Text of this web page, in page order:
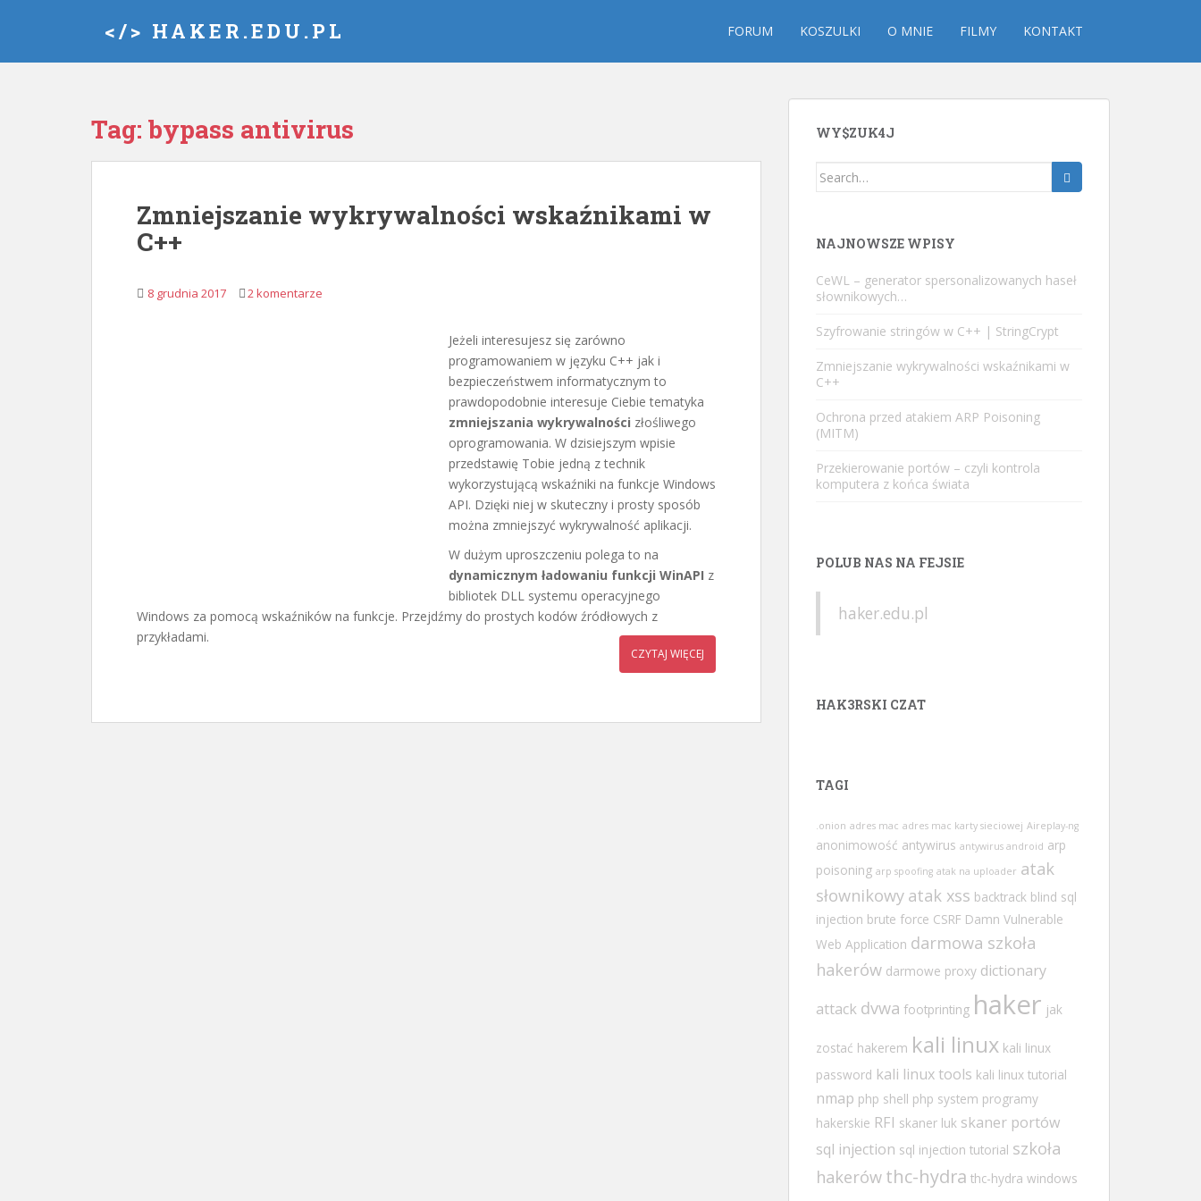
</> HAKER.EDU.PL FORUM KOSZULKI O MNIE FILMY KONTAKT
Tag: bypass antivirus
Zmniejszanie wykrywalności wskaźnikami w
C++
8 grudnia 2017 2 komentarze
Jeżeli interesujesz się zarówno
programowaniem w języku C++ jak i
bezpieczeństwem informatycznym to
prawdopodobnie interesuje Ciebie tematyka
zmniejszania wykrywalności złośliwego
oprogramowania. W dzisiejszym wpisie
przedstawię Tobie jedną z technik
wykorzystującą wskaźniki na funkcje Windows
API. Dzięki niej w skuteczny i prosty sposób
można zmniejszyć wykrywalność aplikacji.
W dużym uproszczeniu polega to na
dynamicznym ładowaniu funkcji WinAPI z
bibliotek DLL systemu operacyjnego
Windows za pomocą wskaźników na funkcje. Przejdźmy do prostych kodów źródłowych z
przykładami.
CZYTAJ WIĘCEJ
WY$ZUK4J
Search
NAJNOWSZE WPISY
CeWL – generator spersonalizowanych haseł
słownikowych…
Szyfrowanie stringów w C++ | StringCrypt
Zmniejszanie wykrywalności wskaźnikami w
C++
Ochrona przed atakiem ARP Poisoning
(MITM)
Przekierowanie portów – czyli kontrola
komputera z końca świata
POLUB NAS NA FEJSIE
haker.edu.pl
HAK3RSKI CZAT
TAGI
.onion adres mac adres mac karty sieciowej Aireplay-ng
anonimowość antywirus antywirus android arp
poisoning arp spoofing atak na uploader atak
słownikowy atak xss backtrack blind sql
injection brute force CSRF Damn Vulnerable
Web Application darmowa szkoła
hakerów darmowe proxy dictionary
attack dvwa footprinting haker jak
zostać hakerem kali linux kali linux
password kali linux tools kali linux tutorial
nmap php shell php system programy
hakerskie RFI skaner luk skaner portów
sql injection sql injection tutorial szkoła
hakerów thc-hydra thc-hydra windows